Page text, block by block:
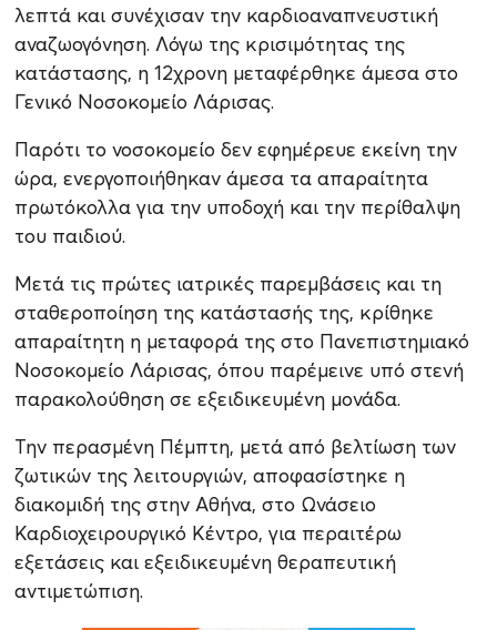
λεπτά και συνέχισαν την καρδιοαναπνευστική
αναζωογόνηση. Λόγω της κρισιμότητας της
κατάστασης, η 12χρονη μεταφέρθηκε άμεσα στο
Γενικό Νοσοκομείο Λάρισας.
Παρότι το νοσοκομείο δεν εφημέρευε εκείνη την
ώρα, ενεργοποιήθηκαν άμεσα τα απαραίτητα
πρωτόκολλα για την υποδοχή και την περίθαλψη
του παιδιού.
Μετά τις πρώτες ιατρικές παρεμβάσεις και τη
σταθεροποίηση της κατάστασής της, κρίθηκε
απαραίτητη η μεταφορά της στο Πανεπιστημιακό
Νοσοκομείο Λάρισας, όπου παρέμεινε υπό στενή
παρακολούθηση σε εξειδικευμένη μονάδα.
Την περασμένη Πέμπτη, μετά από βελτίωση των
ζωτικών της λειτουργιών, αποφασίστηκε η
διακομιδή της στην Αθήνα, στο Ωνάσειο
Καρδιοχειρουργικό Κέντρο, για περαιτέρω
εξετάσεις και εξειδικευμένη θεραπευτική
αντιμετώπιση.